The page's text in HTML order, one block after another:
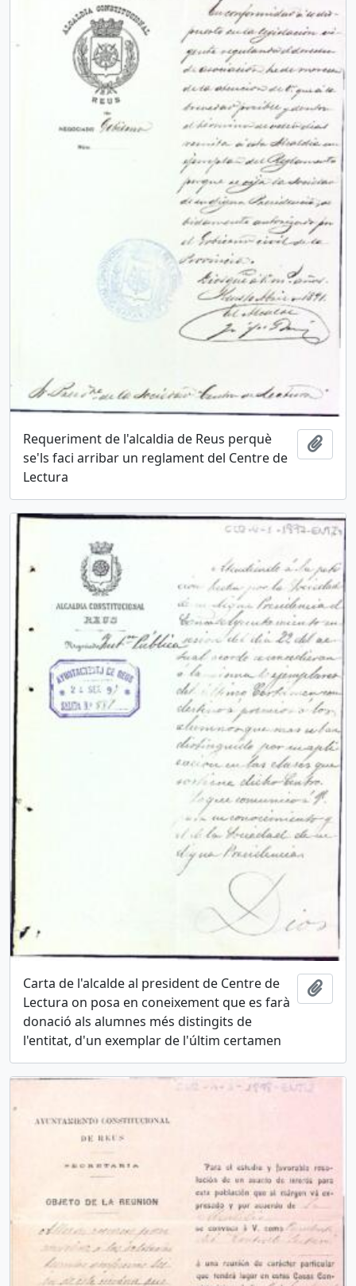
Requeriment de l'alcaldia de Reus perquè
se'ls faci arribar un reglament del Centre de
Lectura
Carta de l'alcalde al president de Centre de
Lectura on posa en coneixement que es farà
donació als alumnes més distingits de
l'entitat, d'un exemplar de l'últim certamen